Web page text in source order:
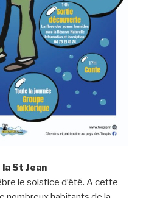
la St Jean
le solstice d’été. A cette